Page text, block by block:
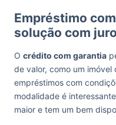
Empréstimo
solução com
O crédito com garantia
de valor, como um
empréstimos com
modalidade é
maior e tem um bem